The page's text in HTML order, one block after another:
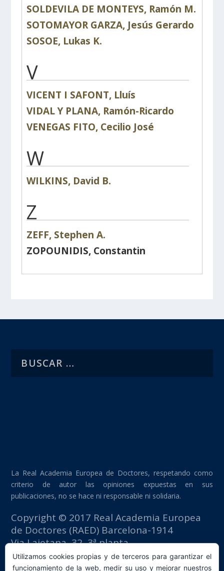
SOLDEVILA DE MONTEYS, Ramón M.
SOTOMAYOR GARZA, Jesús Gerardo
SOSOE, Lukas K.
V
VICENT I SAFONT, Lluís
VIDAL Y PLANA, Ramón-Ricardo
VENEGAS FITO, Cecilio José
W
WILKINS, David B.
Z
ZEFF, Stephen A.
ZOPOUNIDIS, Constantin
La Real Academia Europea de Doctores, respetando como
criterio de autor las opiniones expuestas en sus
publicaciones, no se hace ni responsable ni solidaria.
Copyright © 2017 Real Academia Europea
de Doctores (RAED) Barcelona-1914
Via Laietana, 32, 3ª planta
Edificio Fomento del Trabajo
08003 Barcelona (España)
Utilizamos cookies propias y de terceros para garantizar el
funcionamiento de la web, medir su uso y mejorar nuestros